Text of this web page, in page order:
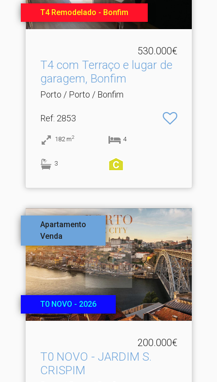
T4 Remodelado - Bonfim
530.000€
T4 com Terraço e lugar de
garagem, Bonfim
Porto / Porto / Bonfim
Ref: 2853
182 m2 4
3
Apartamento
Venda
T0 NOVO - 2026
200.000€
T0 NOVO - JARDIM S.​
CRISPIM